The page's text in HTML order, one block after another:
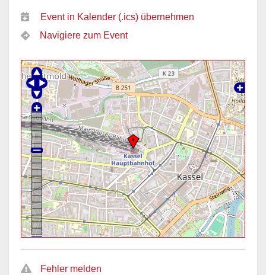
Event in Kalender (.ics) übernehmen
Navigiere zum Event
Fehler melden